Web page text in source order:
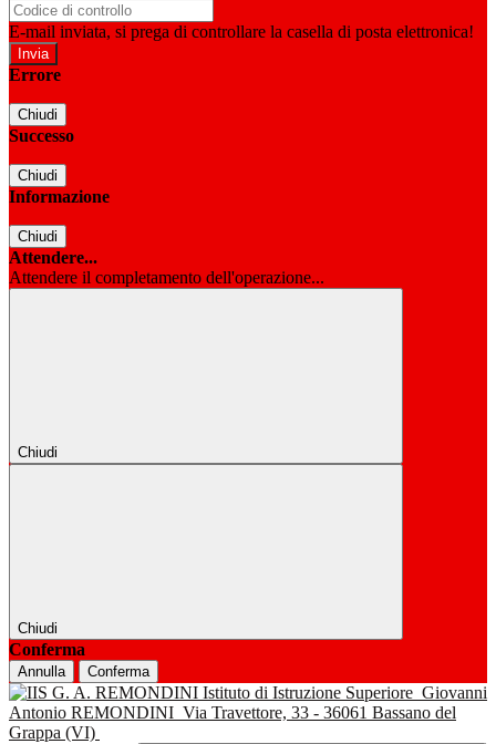
E-mail inviata, si prega di controllare la casella di posta elettronica!
Errore
Chiudi
Successo
Chiudi
Informazione
Chiudi
Attendere...
Attendere il completamento dell'operazione...
Chiudi
Chiudi
Conferma
Annulla Conferma
Istituto di Istruzione Superiore Giovanni
Antonio REMONDINI Via Travettore, 33 - 36061 Bassano del
Grappa (VI)